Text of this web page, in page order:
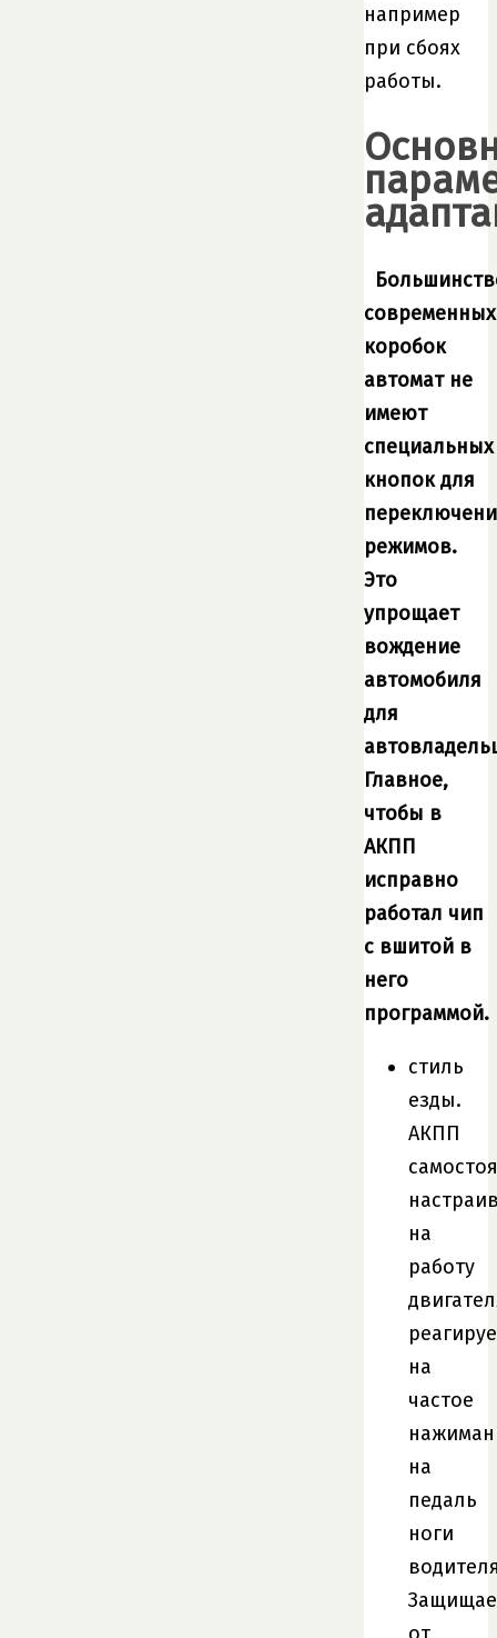
например
при сбоях
работы.
современных
коробок
автомат не
имеют
специальных
кнопок для
режимов.
Это
упрощает
вождение
автомобиля
для
Главное,
чтобы в
АКПП
исправно
работал чип
с вшитой в
него
программой.
стиль
езды.
АКПП
на
работу
на
частое
на
педаль
ноги
от